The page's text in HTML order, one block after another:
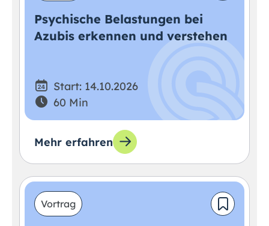
Psychische Belastungen bei
Azubis erkennen und verstehen
Start: 14.10.2026
60 Min
Mehr erfahren
Vortrag